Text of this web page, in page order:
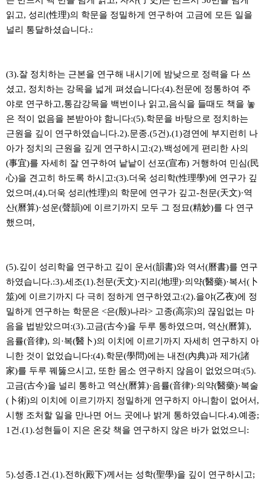
읽고, 성리(性理)의 학문을 정밀하게 연구하여 고금에 모든 일을
널리 통달하셨습니다.:
(3).잘 정치하는 근본을 연구해 내시기에 밤낮으로 정력을 다 쓰
셨고, 정치하는 강목을 넓게 펴셨습니다:(4).천문에 정통하여 주
야로 연구하고,통감강목을 백번이나 읽고,음식을 들때도 책을 놓
은 적이 없음을 본받아야 함니다:(5).학문을 바탕으로 정치하는
근원을 깊이 연구하였습니다.2).문종.(5건).(1)경연에 부지런히 나
아가 정치의 근원을 깊게 연구하시고:(2).백성에게 편리한 사의
(事宜)를 자세히 잘 연구하여 낱낱이 선포(宣布) 거행하여 민심(民
心)을 견고히 하도록 하시고:(3).더욱 성리학(性理學)에 연구가 깊
었으며,(4).더욱 성리(性理)의 학문에 연구가 깊고-천문(天文)·역
산(曆算)·성운(聲韻)에 이르기까지 모두 그 정묘(精妙)를 다 연구
했으며,
(5).깊이 성리학을 연구하고 깊이 운서(韻書)와 역서(曆書)를 연구
하였습니다.:3).세조(1).천문(天文)·지리(地理)·의약(醫藥)·복서(卜
筮)에 이르기까지 다 극히 정하게 연구하였고:(2).을야(乙夜)에 정
밀하게 연구하는 학문은 <은(殷)나라> 고종(高宗)의 끊임없는 마
음을 법받았으며:(3).고금(古今)을 두루 통하였으며, 역산(曆算),
음률(音律), 의·복(醫卜)의 이치에 이르기까지 자세히 연구하지 아
니한 것이 없었습니다:(4).학문(學問)에는 내전(內典)과 제가(諸
家)를 두루 꿰뚫으시고, 또한 몸소 연구하지 않음이 없었으며:(5).
고금(古今)을 널리 통하고 역산(曆算)·음률(音律)·의약(醫藥)·복술
(卜術)의 이치에 이르기까지 정밀하게 연구하지 아니함이 없어서,
시행 조처할 일을 만나면 어느 곳에나 밝게 통하였습니다.4).예종;
1건.(1).성현들이 지은 온갖 책을 연구하지 않은 바가 없었으니:
5).성종.1건.(1).전하(殿下)께서는 성학(聖學)을 깊이 연구하시고;